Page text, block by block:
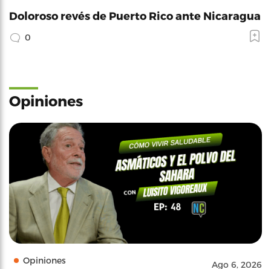
Doloroso revés de Puerto Rico ante Nicaragua
0
Opiniones
Opiniones Ago 6, 2026